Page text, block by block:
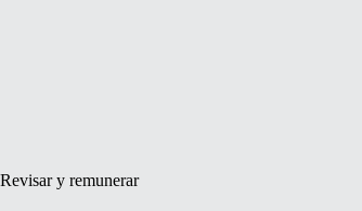
Revisar y remunerar